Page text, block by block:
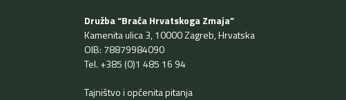
Družba “Braća Hrvatskoga Zmaja”
Kamenita ulica 3, 10000 Zagreb, Hrvatska
OIB: 78879984090
Tel. +385 (0)1 485 16 94
Tajništvo i općenita pitanja